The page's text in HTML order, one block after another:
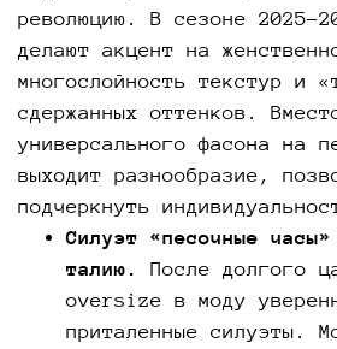
революцию. В сезоне 2025-
делают акцент на
многослойность текстур и
сдержанных оттенков.
универсального фасона на
выходит разнообразие,
подчеркнуть
Силуэт «песочные
талию.
После долгого
oversize в моду
приталенные силуэты.